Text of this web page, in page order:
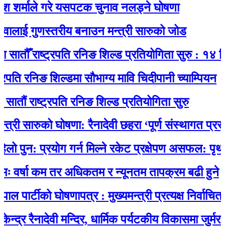
गरे यसपटक चुनाव नलड्ने घोषणा
गुणस्तरीय बनाउन मन्त्री सारुको जोड
राष्ट्रपति रनिङ शिल्ड प्रतियोगिता सुरु : १४
रनिङ शिल्डमा सौभाग्य मावि चिदीपानी च्याम्पियन
राष्ट्रपति रनिङ शिल्ड प्रतियोगिता सुरु
सारुको घोषणा: रैनादेवी छहरा ‘पूर्ण संस्थागत प्रसूति
पुन: प्रयोग गर्न मिल्ने रकेट प्रक्षेपण असफल:
कम तर अधिकतम र न्यूनतम तापक्रम बढी हुने
घोषणापत्र : मुख्यमन्त्री प्रत्यक्ष निर्वाचित,
मन्दिर, धार्मिक पर्यटकीय विकासमा जुर्मराउँदै